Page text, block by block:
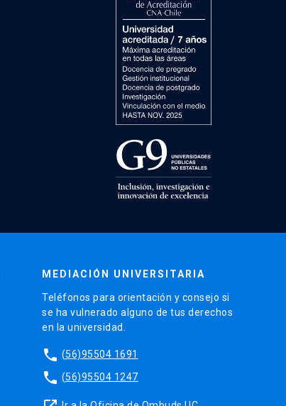
MEDIACIÓN UNIVERSITARIA
Teléfonos para orientación y consejo si
se ha vulnerado alguno de tus derechos
en la universidad.
phone (56)95504 1691
phone (56)95504 1247